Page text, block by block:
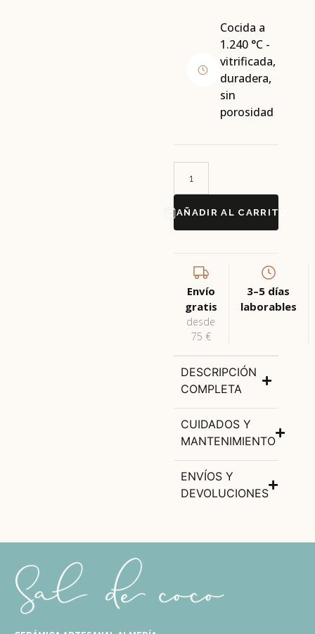
Cocida a
1.240 °C -
vitrificada,
duradera,
sin
porosidad
AÑADIR AL CARRITO
Envío
gratis
desde
75 €
3–5 días
laborables
DESCRIPCIÓN
COMPLETA
CUIDADOS Y
MANTENIMIENTO
ENVÍOS Y
DEVOLUCIONES